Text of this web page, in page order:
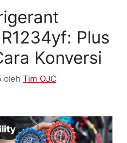
Plus
Konversi
oleh Tim OJC